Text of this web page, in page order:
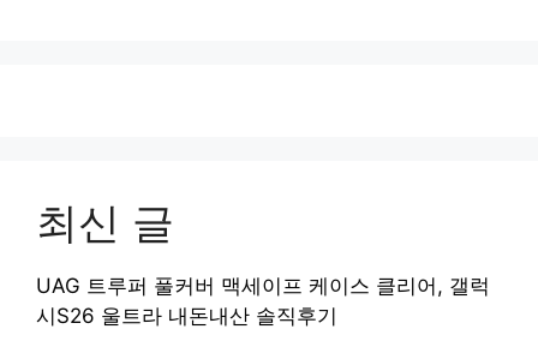
최신 글
UAG 트루퍼 풀커버 맥세이프 케이스 클리어, 갤럭
시S26 울트라 내돈내산 솔직후기